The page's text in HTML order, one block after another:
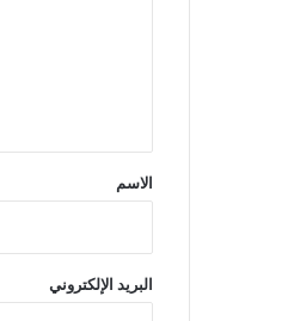
*
الاسم
البريد الإلكتروني